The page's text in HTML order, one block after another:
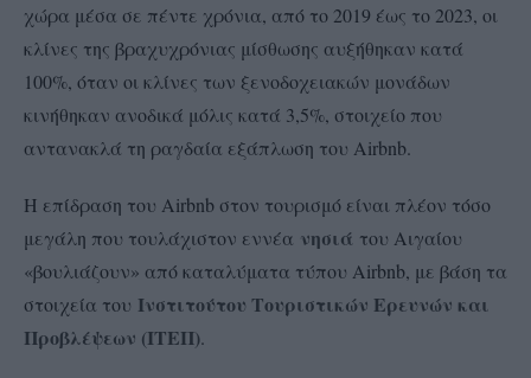
χώρα μέσα σε πέντε χρόνια, από το 2019 έως το 2023, οι
κλίνες της βραχυχρόνιας μίσθωσης αυξήθηκαν κατά
100%, όταν οι κλίνες των ξενοδοχειακών μονάδων
κινήθηκαν ανοδικά μόλις κατά 3,5%, στοιχείο που
αντανακλά τη ραγδαία εξάπλωση του Airbnb.
Η επίδραση του Airbnb στον τουρισμό είναι πλέον τόσο
μεγάλη που τουλάχιστον εννέα νησιά του Αιγαίου
«βουλιάζουν» από καταλύματα τύπου Airbnb, με βάση τα
στοιχεία του Ινστιτούτου Τουριστικών Ερευνών και
Προβλέψεων (ΙΤΕΠ).